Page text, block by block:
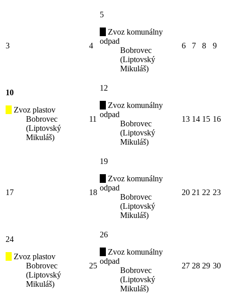
3 4
5
Zvoz komunálny
odpad
Bobrovec
(Liptovský
Mikuláš)
6 7 8 9
10
Zvoz plastov
Bobrovec
(Liptovský
Mikuláš)
11
12
Zvoz komunálny
odpad
Bobrovec
(Liptovský
Mikuláš)
13 14 15 16
17 18
19
Zvoz komunálny
odpad
Bobrovec
(Liptovský
Mikuláš)
20 21 22 23
24
Zvoz plastov
Bobrovec
(Liptovský
Mikuláš)
25
26
Zvoz komunálny
odpad
Bobrovec
(Liptovský
Mikuláš)
27 28 29 30